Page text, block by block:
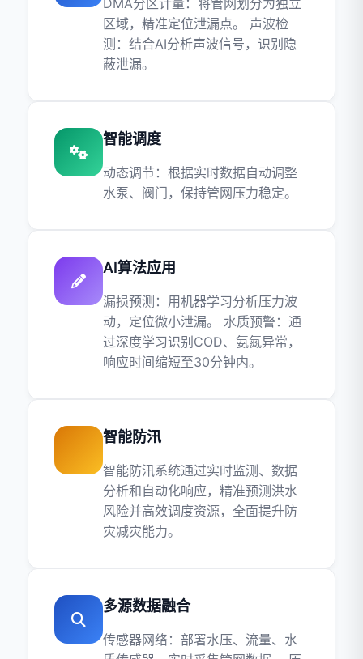
‌DMA分区计量‌：将管网划分为独立
区域，精准定位泄漏点。 ‌声波检
测‌：结合AI分析声波信号，识别隐
蔽泄漏。
‌智能调度
‌动态调节‌：根据实时数据自动调整
水泵、阀门，保持管网压力稳定。
‌AI算法应用
漏损预测‌：用机器学习分析压力波
动，定位微小泄漏。 ‌水质预警‌：通
过深度学习识别COD、氨氮异常，
响应时间缩短至30分钟内。
智能防汛
智能防汛系统通过实时监测、数据
分析和自动化响应，精准预测洪水
风险并高效调度资源，全面提升防
灾减灾能力。
多源数据融合
传感器网络‌：部署水压、流量、水